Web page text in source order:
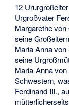
12
Urgroßvater
Margarethe
seine
Maria Anna
seine
Maria-Anna
Schwestern,
Ferdinand III.,